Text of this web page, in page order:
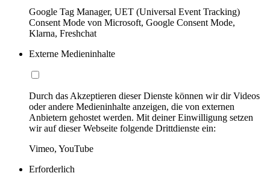
Google Tag Manager, UET (Universal Event Tracking)
Consent Mode von Microsoft, Google Consent Mode,
Klarna, Freshchat
Externe Medieninhalte
Durch das Akzeptieren dieser Dienste können wir dir Videos
oder andere Medieninhalte anzeigen, die von externen
Anbietern gehostet werden. Mit deiner Einwilligung setzen
wir auf dieser Webseite folgende Drittdienste ein:
Vimeo, YouTube
Erforderlich